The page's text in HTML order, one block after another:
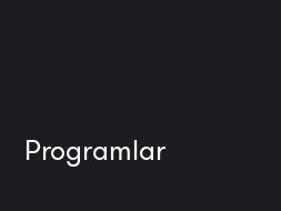
Programlar